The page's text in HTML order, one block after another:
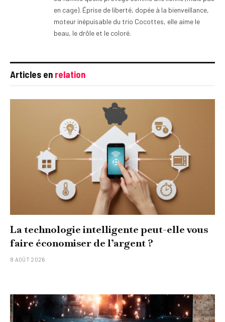
en cage). Éprise de liberté, dopée à la bienveillance,
moteur inépuisable du trio Cocottes, elle aime le
beau, le drôle et le coloré.
Articles en relation
La technologie intelligente peut-elle vous
faire économiser de l’argent ?
8 AOÛT 2026